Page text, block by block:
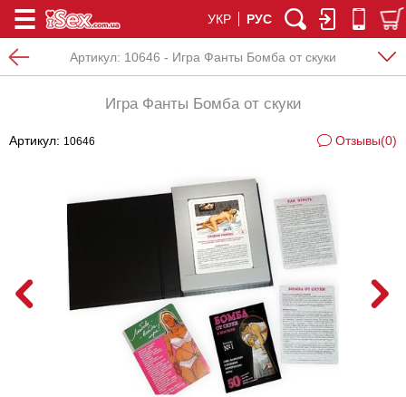
УКР РУС
Артикул: 10646 - Игра Фанты Бомба от скуки
Игра Фанты Бомба от скуки
Артикул: 10646 Отзывы(0)